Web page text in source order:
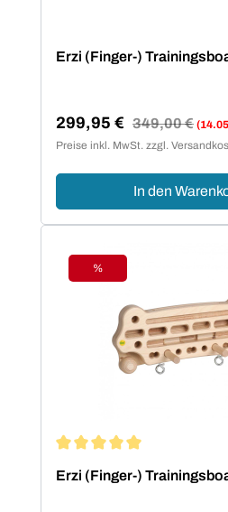
Erzi (Finger-)
Verkaufspreis:
299,95 € Regulärer Preis:
349,00 €
Preise inkl. MwSt. zzgl.
In den
Rabatt
%
Erzi (Finger-)